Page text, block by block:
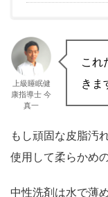
上級睡眠健
康指導士 今
真一
これ
きま
もし頑固な皮脂汚
使用して柔らかめ
中性洗剤は水で薄